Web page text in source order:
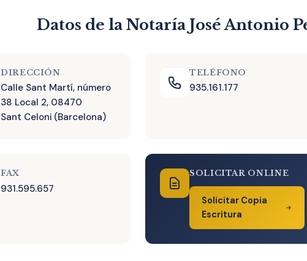
Datos de la Notaría José Antonio
DIRECCIÓN
Calle Sant Martí, número
38 Local 2, 08470
Sant Celoni (Barcelona)
TELÉFONO
935.161.177
FAX
931.595.657
SOLICITAR ONLINE
Solicitar Copia
Escritura